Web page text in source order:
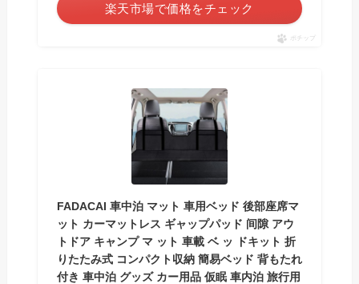
楽天市場で価格をチェック
ポチップ
FADACAI 車中泊 マット 車用ベッド 後部座席マ
ット カーマットレス ギャップパッド 间隙 アウ
トドア キャンプ マ ット 車載 ベ ッ ドキット 折
りたたみ式 コンパクト収納 簡易ベッド 背もたれ
付き 車中泊 グッズ カー用品 仮眠 車内泊 旅行用